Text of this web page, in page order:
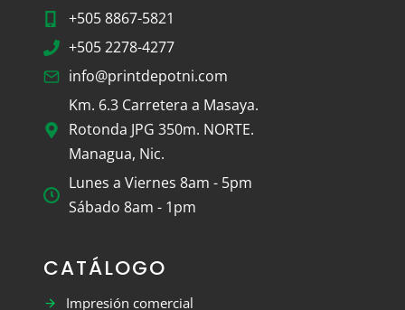
+505 8867-5821
+505 2278-4277
info@printdepotni.com
Km. 6.3 Carretera a Masaya.
Rotonda JPG 350m. NORTE.
Managua, Nic.
Lunes a Viernes 8am - 5pm
Sábado 8am - 1pm
CATÁLOGO
Impresión comercial